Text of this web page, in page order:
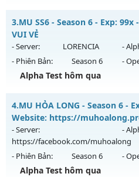
Kiểu reset: Reset In Game
Thể loại: Mu Nguyên bản
Antihack: BDCAM
Mu Thiên Long - MU SS1.9
Mu mới ra tháng 08 2026 - Mở
Vương vào 22h ngày 03/08/
Exp: 50x - Drop: 100%
Kiểu reset: Reset In Game
Thể loại: Mu Nguyên bản
Antihack: Gameguard
3.MU SS6 - Season 6 - Exp:
VUI VẺ
- Server: LORENCIA -
- Phiên Bản:
Season 6 -
Alpha Test hôm qua
MU SS6 - HOÀI NIỆM-VUI VẺ
Mu mới ra tháng 08 2026 - Mở
ngày 08/08/2626
Exp: 99x - Drop: 20%
Kiểu reset: Non Reset
4.MU HỎA LONG - Season 6 -
Website: https://
- Server:
https://facebook.com/muhoalong
-
- Phiên Bản: Season 6 -
Alpha Test hôm qua